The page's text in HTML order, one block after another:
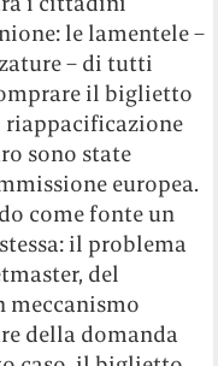
le lamentele –
– di tutti
il biglietto
riappacificazione
sono state
europea.
come fonte un
il problema
del
meccanismo
della domanda